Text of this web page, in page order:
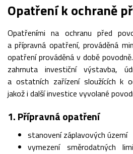
Opatření k ochraně
Opatřeními na ochranu před
a přípravná opatření, prováděná
opatření prováděná v době
zahrnuta investiční výstavba,
a ostatních zařízení sloužících k
jakož i další investice vyvolané
1. Přípravná opatření
stanovení záplavových území
vymezení směrodatných